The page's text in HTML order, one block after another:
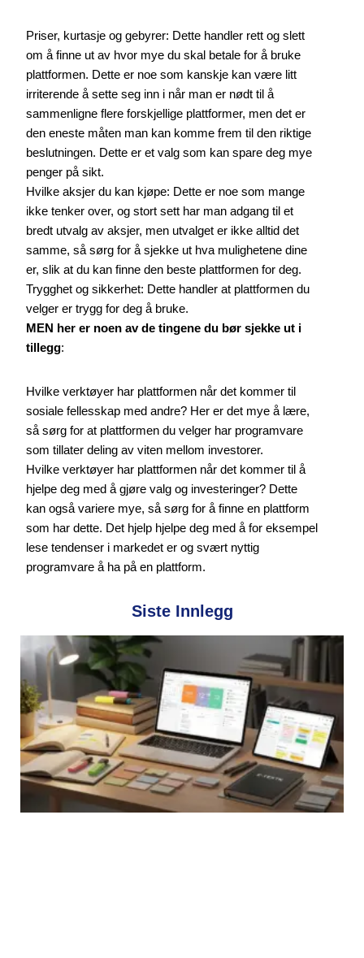
Priser, kurtasje og gebyrer: Dette handler rett og slett
om å finne ut av hvor mye du skal betale for å bruke
plattformen. Dette er noe som kanskje kan være litt
irriterende å sette seg inn i når man er nødt til å
sammenligne flere forskjellige plattformer, men det er
den eneste måten man kan komme frem til den riktige
beslutningen. Dette er et valg som kan spare deg mye
penger på sikt.
Hvilke aksjer du kan kjøpe: Dette er noe som mange
ikke tenker over, og stort sett har man adgang til et
bredt utvalg av aksjer, men utvalget er ikke alltid det
samme, så sørg for å sjekke ut hva mulighetene dine
er, slik at du kan finne den beste plattformen for deg.
Trygghet og sikkerhet: Dette handler at plattformen du
velger er trygg for deg å bruke.
MEN her er noen av de tingene du bør sjekke ut i
tillegg:
Hvilke verktøyer har plattformen når det kommer til
sosiale fellesskap med andre? Her er det mye å lære,
så sørg for at plattformen du velger har programvare
som tillater deling av viten mellom investorer.
Hvilke verktøyer har plattformen når det kommer til å
hjelpe deg med å gjøre valg og investeringer? Dette
kan også variere mye, så sørg for å finne en plattform
som har dette. Det hjelp hjelpe deg med å for eksempel
lese tendenser i markedet er og svært nyttig
programvare å ha på en plattform.
Siste Innlegg